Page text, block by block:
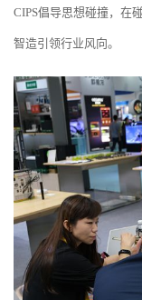
CIPS倡导思想碰撞，在
智造引领行业风向。